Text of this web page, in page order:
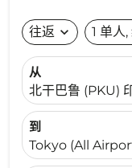
往返 expand_more 1 单人
从
北干巴鲁 (PKU)
到
Tokyo (All